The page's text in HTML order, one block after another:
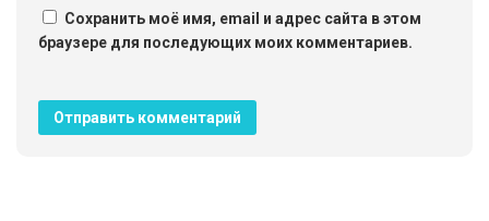
Сохранить моё имя, email и адрес сайта в этом
браузере для последующих моих комментариев.